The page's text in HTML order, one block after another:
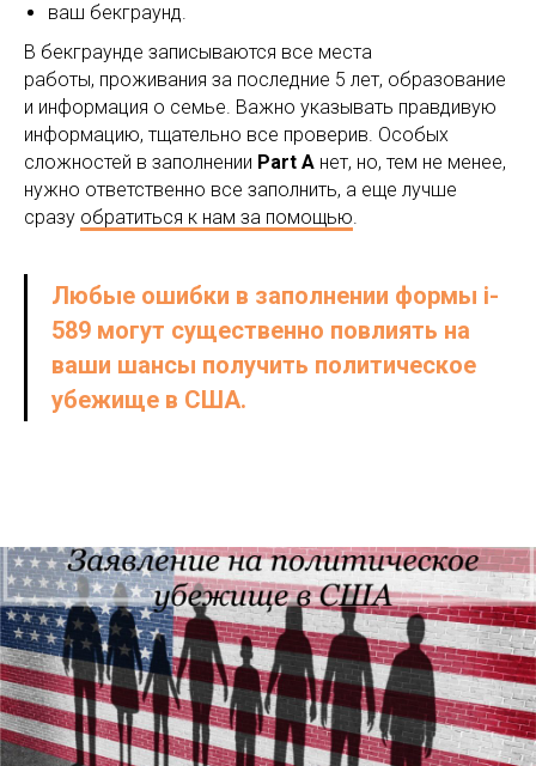
ваш бекграунд.
В бекграунде записываются все места
работы, проживания за последние 5 лет, образование
и информация о семье. Важно указывать правдивую
информацию, тщательно все проверив. Особых
сложностей в заполнении Part A нет, но, тем не менее,
нужно ответственно все заполнить, а еще лучше
сразу обратиться к нам за помощью.
Любые ошибки в заполнении формы i-
589 могут существенно повлиять на
ваши шансы получить политическое
убежище в США.